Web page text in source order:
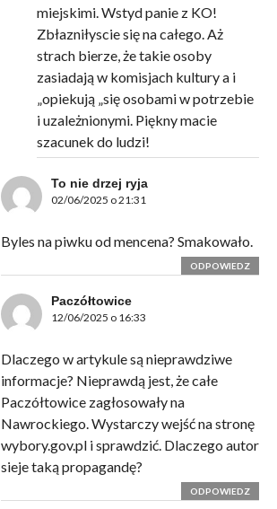
miejskimi. Wstyd panie z KO!
Zbłazniłyscie się na całego. Aż
strach bierze, że takie osoby
zasiadają w komisjach kultury a i
„opiekują „się osobami w potrzebie
i uzależnionymi. Piękny macie
szacunek do ludzi!
To nie drzej ryja
02/06/2025 o 21:31
Byles na piwku od mencena? Smakowało.
ODPOWIEDZ
Paczółtowice
12/06/2025 o 16:33
Dlaczego w artykule są nieprawdziwe
informacje? Nieprawdą jest, że całe
Paczółtowice zagłosowały na
Nawrockiego. Wystarczy wejść na stronę
wybory.gov.pl i sprawdzić. Dlaczego autor
sieje taką propagandę?
ODPOWIEDZ